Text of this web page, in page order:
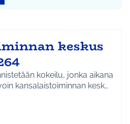
keskus
kokeilu, jonka aikana
kansalaistoiminnan kesk…
Jokela
mukaan: Ympäristö